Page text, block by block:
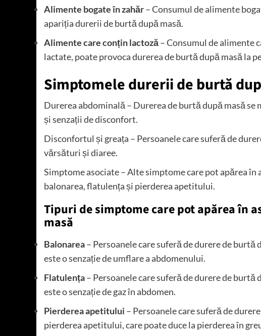
Alimente bogate în zahăr– Consumul de alimente
apariția durerii de burtă după masă.
Alimente care conțin lactoză– Consumul de alimente
lactate, poate provoca durerea de burtă după masă la
Simptomele durerii de burtă
Durerea abdominală – Durerea de burtă după masă
și senzații de disconfort.
Disconfortul și greața – Persoanele care suferă de
vărsături și diaree.
Simptome asociate – Alte simptome care pot apărea în
balonarea, flatulența și pierderea apetitului.
Tipuri de simptome care pot apărea în
masă
Balonarea– Persoanele care suferă de durere de
este o senzație de umflare a abdomenului.
Flatulența– Persoanele care suferă de durere de
este o senzație de gaz în abdomen.
Pierderea apetitului – Persoanele care suferă de
pierderea apetitului, care poate duce la pierderea în